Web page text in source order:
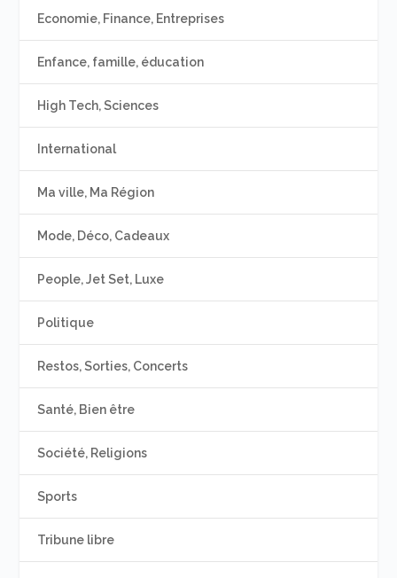
Economie, Finance, Entreprises
Enfance, famille, éducation
High Tech, Sciences
International
Ma ville, Ma Région
Mode, Déco, Cadeaux
People, Jet Set, Luxe
Politique
Restos, Sorties, Concerts
Santé, Bien être
Société, Religions
Sports
Tribune libre